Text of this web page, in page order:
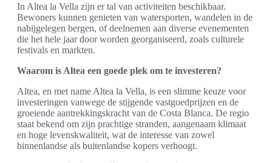
In Altea la Vella zijn er tal van activiteiten beschikbaar.
Bewoners kunnen genieten van watersporten, wandelen in de
nabijgelegen bergen, of deelnemen aan diverse evenementen
die het hele jaar door worden georganiseerd, zoals culturele
festivals en markten.
Waarom is Altea een goede plek om te investeren?
Altea, en met name Altea la Vella, is een slimme keuze voor
investeringen vanwege de stijgende vastgoedprijzen en de
groeiende aantrekkingskracht van de Costa Blanca. De regio
staat bekend om zijn prachtige stranden, aangenaam klimaat
en hoge levenskwaliteit, wat de interesse van zowel
binnenlandse als buitenlandse kopers verhoogt.